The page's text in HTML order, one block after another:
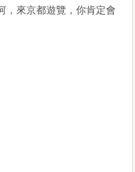
，來京都遊覽，你肯定會